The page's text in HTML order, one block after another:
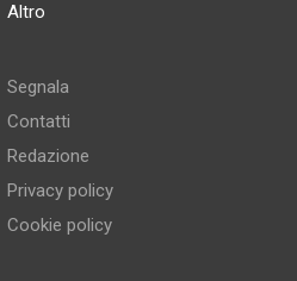
Altro
Segnala
Contatti
Redazione
Privacy policy
Cookie policy